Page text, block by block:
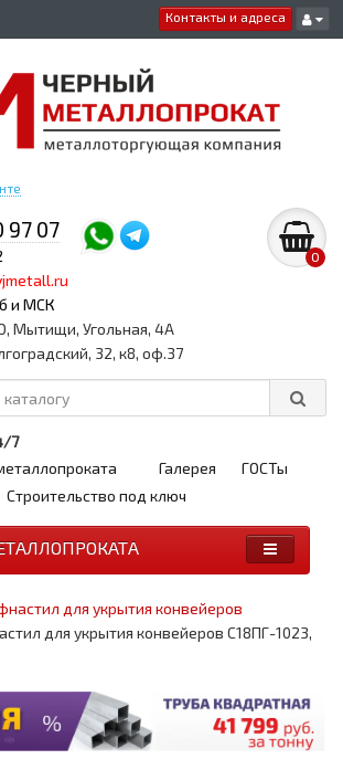
Контакты и адреса
97 07
и МСК
0
Мытищи, Угольная, 4А
32, к8, оф.37
7
Галерея
ГОСТы
Строительство под ключ
для укрытия конвейеров
для укрытия конвейеров С18ПГ-1023,